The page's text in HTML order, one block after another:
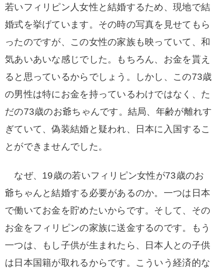
若いフィリピン人女性と結婚するため、現地で結
婚式を挙げています。その時の写真を見せてもら
ったのですが、この女性の家族も映っていて、和
気あいあいな感じでした。もちろん、お金を貰え
ると思っているからでしょう。しかし、この73歳
の男性は特にお金を持っているわけではなく、た
だの73歳のお爺ちゃんです。結局、年齢が離れす
ぎていて、偽装結婚と疑われ、日本に入国するこ
とができませんでした。
なぜ、19歳の若いフィリピン女性が73歳のお
爺ちゃんと結婚する必要があるのか。一つは日本
で働いてお金を貯めたいからです。そして、その
お金をフィリピンの家族に送金するのです。もう
一つは、もし子供が生まれたら、日本人との子供
は日本国籍が取れるからです。こういう経済的な